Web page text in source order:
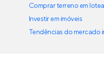
Comprar terreno em
Investir em imóveis
Tendências do mercado